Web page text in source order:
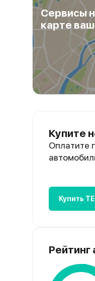
Сервисы
карте
Купите
Оплатите
Купить
Рейтинг